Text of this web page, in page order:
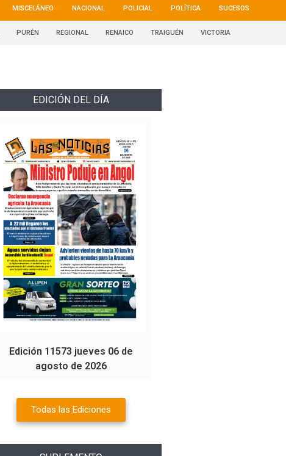
MISCELÁNEO NACIONAL POLICIAL POLÍTICA SUCESOS
PURÉN REGIONAL RENAICO TRAIGUÉN VICTORIA
EDICIÓN DEL DÍA
Edición 11573 jueves 06 de
agosto de 2026
Todas las Ediciones